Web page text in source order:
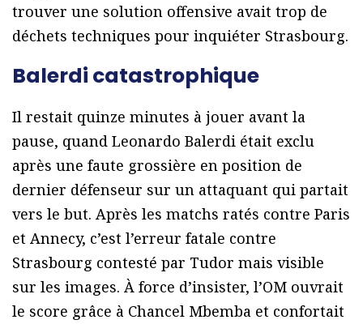
trouver une solution offensive avait trop de
déchets techniques pour inquiéter Strasbourg.
Balerdi catastrophique
Il restait quinze minutes à jouer avant la
pause, quand Leonardo Balerdi était exclu
après une faute grossière en position de
dernier défenseur sur un attaquant qui partait
vers le but. Après les matchs ratés contre Paris
et Annecy, c’est l’erreur fatale contre
Strasbourg contesté par Tudor mais visible
sur les images. À force d’insister, l’OM ouvrait
le score grâce à Chancel Mbemba et confortait